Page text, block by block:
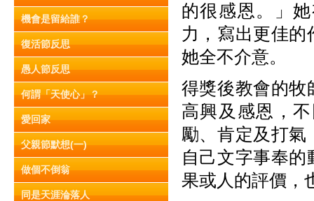
機會是留給誰？
復活節反思
愚人節反思
何謂「天使心」？
愛回家
父親節默想(一)
做個不倒翁
同是天涯淪落人
的很感恩。」
力，寫出更佳
她全不介意。
得獎後教會的牧
高興及感恩，
勵、肯定及打氣
自己文字事奉
果或人的評價，